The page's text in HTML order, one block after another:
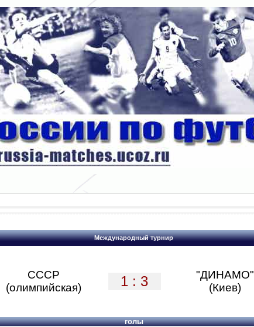
Международный турнир
СССР
(олимпийская)
1 : 3
"ДИНАМО"
(Киев)
голы